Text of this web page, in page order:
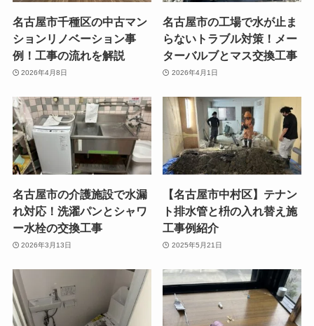
名古屋市千種区の中古マン
ションリノベーション事
例！工事の流れを解説
2026年4月8日
名古屋市の工場で水が止ま
らないトラブル対策！メー
ターバルブとマス交換工事
2026年4月1日
名古屋市の介護施設で水漏
れ対応！洗濯パンとシャワ
ー水栓の交換工事
2026年3月13日
【名古屋市中村区】テナン
ト排水管と枡の入れ替え施
工事例紹介
2025年5月21日